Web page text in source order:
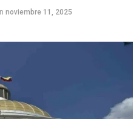
noviembre 11, 2025